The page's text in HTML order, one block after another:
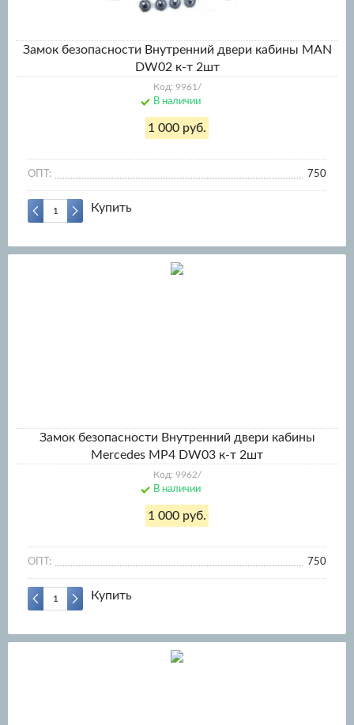
Замок безопасности Внутренний двери кабины MAN
DW02 к-т 2шт
Код: 9961/
В наличии
1 000 руб.
ОПТ: 750
Купить
Замок безопасности Внутренний двери кабины
Mercedes MP4 DW03 к-т 2шт
Код: 9962/
В наличии
1 000 руб.
ОПТ: 750
Купить